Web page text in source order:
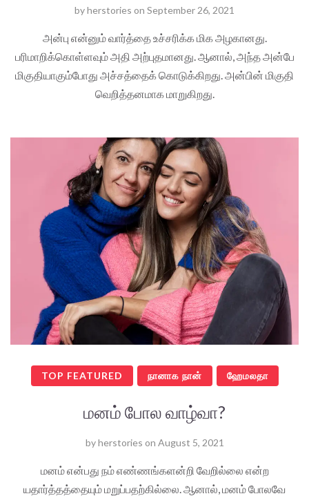
byherstories on September 26, 2021
அன்பு என்னும் வார்த்தை உச்சரிக்க மிக அழகானது.
பரிமாறிக்கொள்ளவும் அதி அற்புதமானது. ஆனால், அந்த அன்பே
மிகுதியாகும்போது அச்சத்தைக் கொடுக்கிறது. அன்பின் மிகுதி
வெறித்தனமாக மாறுகிறது.
TOP FEATURED நானாக நான் ஹேமலதா
மனம் போல வாழ்வா?
byherstories on August 5, 2021
மனம் என்பது நம் எண்ணங்களன்றி வேறில்லை என்ற
யதார்த்தத்தையும் மறுப்பதற்கில்லை. ஆனால், மனம் போலவே